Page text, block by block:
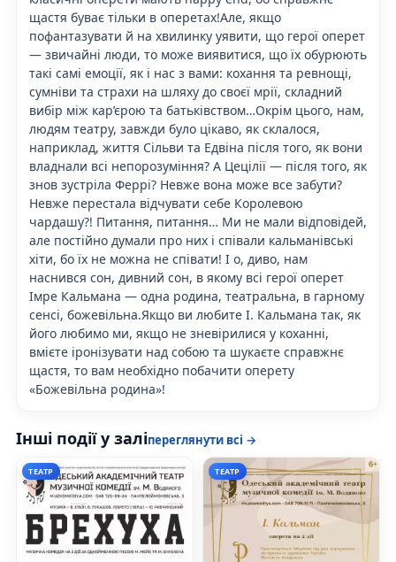
щастя буває тільки в оперетах!Але, якщо
пофантазувати й на хвилинку уявити, що герої оперет
— звичайні люди, то може виявитися, що їх обурюють
такі самі емоції, як і нас з вами: кохання та ревнощі,
сумніви та страхи на шляху до своєї мрії, складний
вибір між кар’єрою та батьківством…Окрім цього, нам,
людям театру, завжди було цікаво, як склалося,
наприклад, життя Сільви та Едвіна після того, як вони
владнали всі непорозуміння? А Цецілії — після того, як
знов зустріла Феррі? Невже вона може все забути?
Невже перестала відчувати себе Королевою
чардашу?! Питання, питання… Ми не мали відповідей,
але постійно думали про них і співали кальманівські
хіти, бо їх не можна не співати! І о, диво, нам
наснився сон, дивний сон, в якому всі герої оперет
Імре Кальмана — одна родина, театральна, в гарному
сенсі, божевільна.Якщо ви любите І. Кальмана так, як
його любимо ми, якщо не зневірилися у коханні,
вмієте іронізувати над собою та шукаєте справжнє
щастя, то вам необхідно побачити оперету
«Божевільна родина»!
Інші події у заліпереглянути всі →
ТЕАТР ТЕАТР